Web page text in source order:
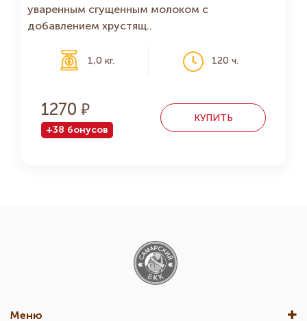
уваренным сгущенным молоком с
добавлением хрустящ..
1,0 кг. 120 ч.
1270
+38 бонусов
КУПИТЬ
Меню